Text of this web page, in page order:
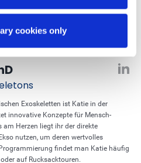
cookies only
Exoskeletten ist Katie in der
innovative Konzepte für Mensch-
am Herzen liegt ihr der direkte
nutzen, um deren wertvolles
findet man Katie häufig
auf Rucksacktouren.